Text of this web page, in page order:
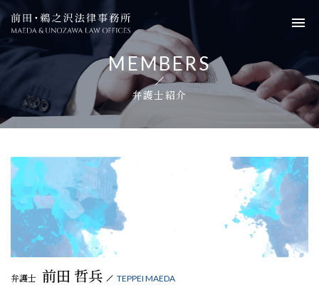
前田・鵜之沢法律事務所
MEMBERS
弁護士紹介
弁護士 前田 哲兵 TEPPEI MAEDA